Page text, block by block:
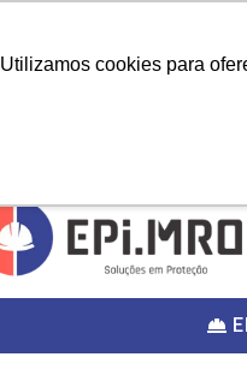
Utilizamos cookies para